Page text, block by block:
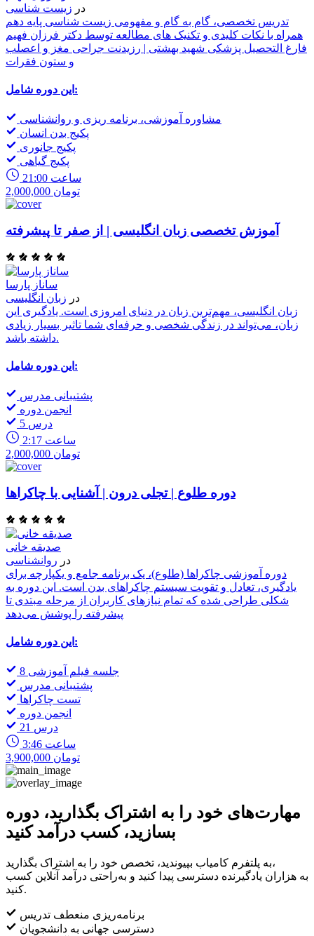
در زیست شناسی
تدریس تخصصی، گام به گام و مفهومی زیست شناسی پایه دهم
همراه با نکات کلیدی و تکنیک های مطالعه توسط دکتر فرزان فهیم
فارغ التحصیل پزشکی شهید بهشتی | رزیدنت جراحی مغز و اعصلب
و ستون فقرات
این دوره شامل:
مشاوره آموزشی، برنامه ریزی و روانشناسی
پکیج بدن انسان
پکیج جانوری
پکیج گیاهی
21:00 ساعت
2,000,000 تومان
آموزش تخصصی زبان انگلیسی | از صفر تا پیشرفته
ساناز پارسا
در زبان انگلیسی
زبان انگلیسی، مهم‌ترین زبان در دنیای امروزی است. یادگیری این
زبان، می‌تواند در زندگی شخصی و حرفه‌ای شما تاثیر بسیار زیادی
داشته باشد.
این دوره شامل:
پشتیبانی مدرس
انجمن دوره
5 درس
2:17 ساعت
2,000,000 تومان
دوره طلوع | تجلی درون | آشنایی با چاکراها
صدیقه خانی
در روانشناسی
دوره آموزشی چاکراها (طلوع)، یک برنامه جامع و یکپارچه برای
یادگیری، تعادل و تقویت سیستم چاکراهای بدن است. این دوره به
شکلی طراحی شده که تمام نیازهای کاربران از مرحله مبتدی تا
پیشرفته را پوشش می‌دهد
این دوره شامل:
8 جلسه فیلم آموزشی
پشتیبانی مدرس
تست چاکراها
انجمن دوره
21 درس
3:46 ساعت
3,900,000 تومان
مهارت‌های خود را به اشتراک بگذارید، دوره
بسازید، کسب درآمد کنید
به پلتفرم کامیاب بپیوندید، تخصص خود را به اشتراک بگذارید،
به هزاران یادگیرنده دسترسی پیدا کنید و به‌راحتی درآمد آنلاین کسب
کنید.
برنامه‌ریزی منعطف تدریس
دسترسی جهانی به دانشجویان